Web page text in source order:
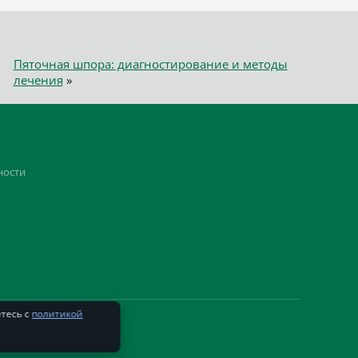
Пяточная шпора: диагностирование и методы
лечения »
с политикой